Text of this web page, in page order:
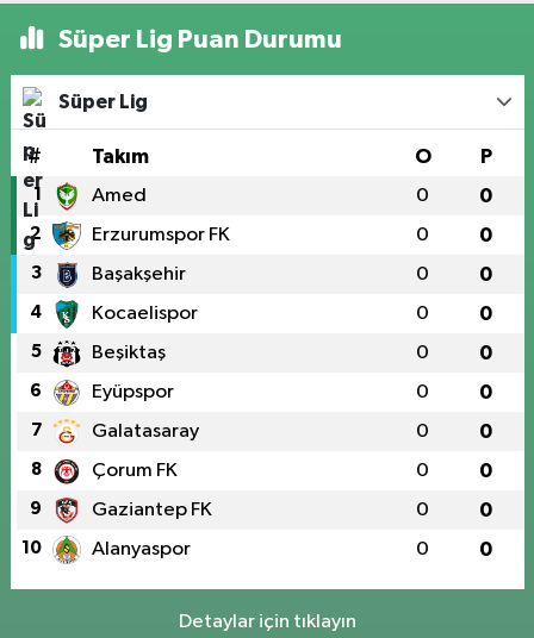
Süper Lig Puan Durumu
Süper Lig
# Takım O P
1 Amed 0 0
2 Erzurumspor FK 0 0
3 Başakşehir 0 0
4 Kocaelispor 0 0
5 Beşiktaş 0 0
6 Eyüpspor 0 0
7 Galatasaray 0 0
8 Çorum FK 0 0
9 Gaziantep FK 0 0
10 Alanyaspor 0 0
Detaylar için tıklayın